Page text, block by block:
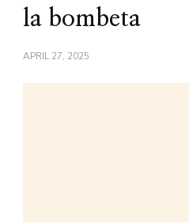
la bombeta
APRIL 27, 2025